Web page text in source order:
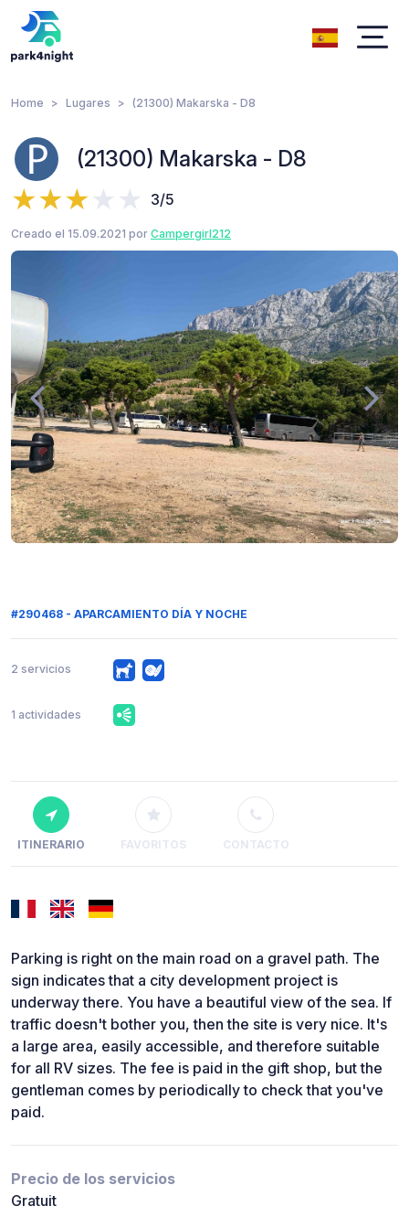
Home Lugares (21300) Makarska - D8
(21300) Makarska - D8
3/5
Creado el 15.09.2021 por Campergirl212
#290468 - APARCAMIENTO DÍA Y NOCHE
2 servicios
1 actividades
ITINERARIO FAVORITOS CONTACTO
Parking is right on the main road on a gravel path. The
sign indicates that a city development project is
underway there. You have a beautiful view of the sea. If
traffic doesn't bother you, then the site is very nice. It's
a large area, easily accessible, and therefore suitable
for all RV sizes. The fee is paid in the gift shop, but the
gentleman comes by periodically to check that you've
paid.
Precio de los servicios
Gratuit